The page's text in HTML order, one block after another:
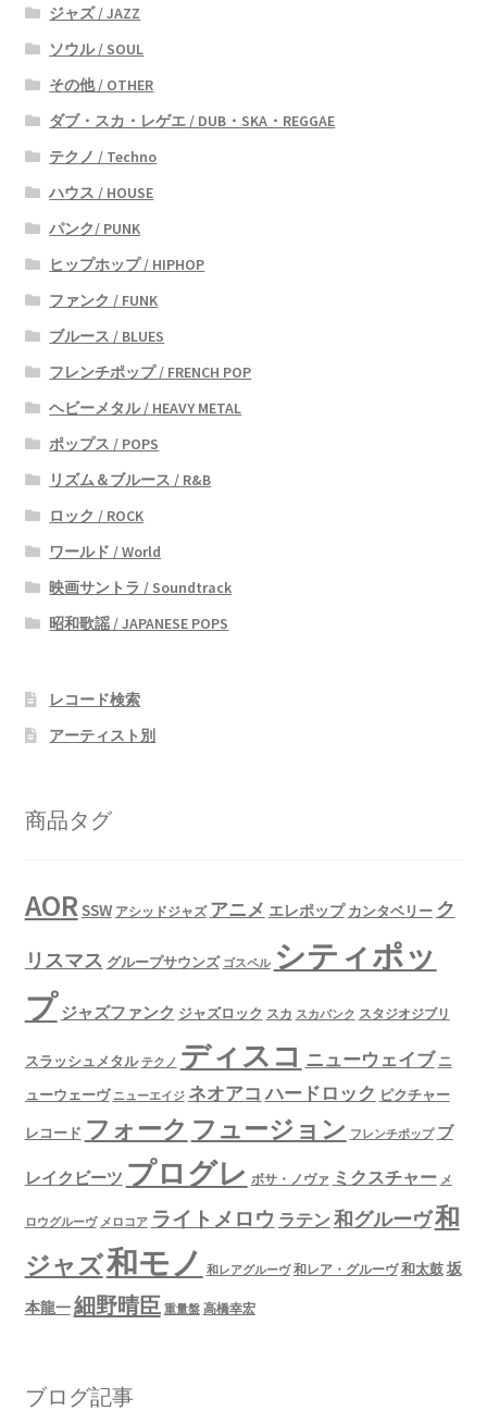
ジャズ / JAZZ
ソウル / SOUL
その他 / OTHER
ダブ・スカ・レゲエ / DUB・SKA・REGGAE
テクノ / Techno
ハウス / HOUSE
パンク/ PUNK
ヒップホップ / HIPHOP
ファンク / FUNK
ブルース / BLUES
フレンチポップ / FRENCH POP
ヘビーメタル / HEAVY METAL
ポップス / POPS
リズム＆ブルース / R&B
ロック / ROCK
ワールド / World
映画サントラ / Soundtrack
昭和歌謡 / JAPANESE POPS
レコード検索
アーティスト別
商品タグ
AORSSW アシッドジャズ アニメ エレポップ カンタベリー ク
リスマス グループサウンズ ゴスペル シティポッ
プ ジャズファンク ジャズロック スカ スカパンク スタジオジブリ
スラッシュメタル テクノ ディスコ ニューウェイブ ニ
ューウェーヴ ニューエイジ ネオアコ ハードロック ピクチャー
レコード フォーク フュージョン フレンチポップ ブ
レイクビーツ プログレ ボサ・ノヴァ ミクスチャー メ
ロウグルーヴ メロコア ライトメロウ ラテン 和グルーヴ和
ジャズ和モノ 和レアグルーヴ 和レア・グルーヴ 和太鼓坂
本龍一細野晴臣 重量盤 高橋幸宏
ブログ記事